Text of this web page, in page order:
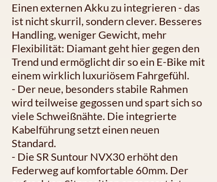
Einen externen Akku zu integrieren - das
ist nicht skurril, sondern clever. Besseres
Handling, weniger Gewicht, mehr
Flexibilität: Diamant geht hier gegen den
Trend und ermöglicht dir so ein E-Bike mit
einem wirklich luxuriösem Fahrgefühl.
- Der neue, besonders stabile Rahmen
wird teilweise gegossen und spart sich so
viele Schweißnähte. Die integrierte
Kabelführung setzt einen neuen
Standard.
- Die SR Suntour NVX30 erhöht den
Federweg auf komfortable 60mm. Der